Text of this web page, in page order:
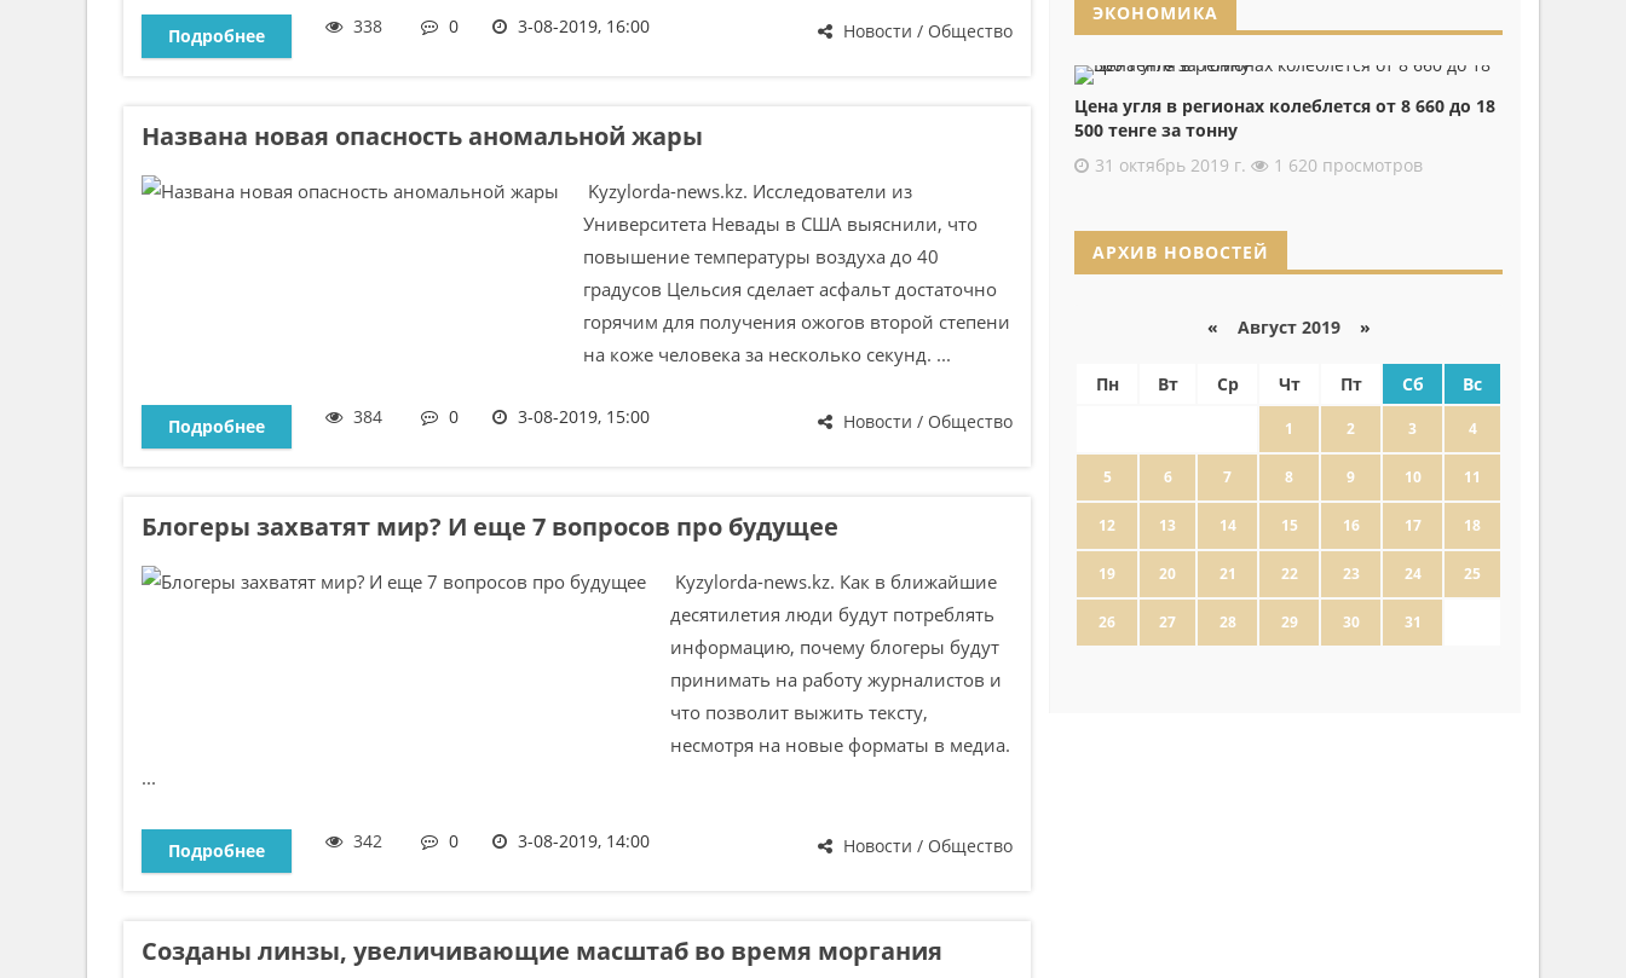
Новости / Общество
Подробнее 338 0 3-08-2019, 16:00
Названа новая опасность аномальной жары
Kyzylorda-news.kz. Исследователи из
Университета Невады в США выяснили, что
повышение температуры воздуха до 40
градусов Цельсия сделает асфальт достаточно
горячим для получения ожогов второй степени
на коже человека за несколько секунд. ...
Новости / Общество
Подробнее 384 0 3-08-2019, 15:00
Блогеры захватят мир? И еще 7 вопросов про будущее
Kyzylorda-news.kz. Как в ближайшие
десятилетия люди будут потреблять
информацию, почему блогеры будут
принимать на работу журналистов и
что позволит выжить тексту,
несмотря на новые форматы в медиа.
...
Новости / Общество
Подробнее 342 0 3-08-2019, 14:00
Созданы линзы, увеличивающие масштаб во время моргания
ЭКОНОМИКА
Цена угля в регионах колеблется от 8 660 до 18
500 тенге за тонну
31 октябрь 2019 г.
1 620 просмотров
АРХИВ НОВОСТЕЙ
« Август 2019 »
Пн Вт Ср Чт Пт Сб Вс
1 2 3 4
5 6 7 8 9 10 11
12 13 14 15 16 17 18
19 20 21 22 23 24 25
26 27 28 29 30 31